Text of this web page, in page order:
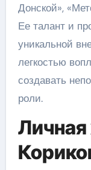
Донской»,
Ее талант и
уникальной
легкостью
создавать
роли.